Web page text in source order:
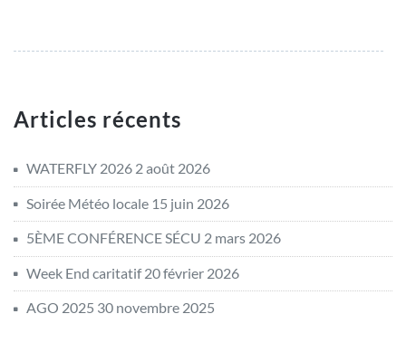
Articles récents
WATERFLY 2026 2 août 2026
Soirée Météo locale 15 juin 2026
5ÈME CONFÉRENCE SÉCU 2 mars 2026
Week End caritatif 20 février 2026
AGO 2025 30 novembre 2025